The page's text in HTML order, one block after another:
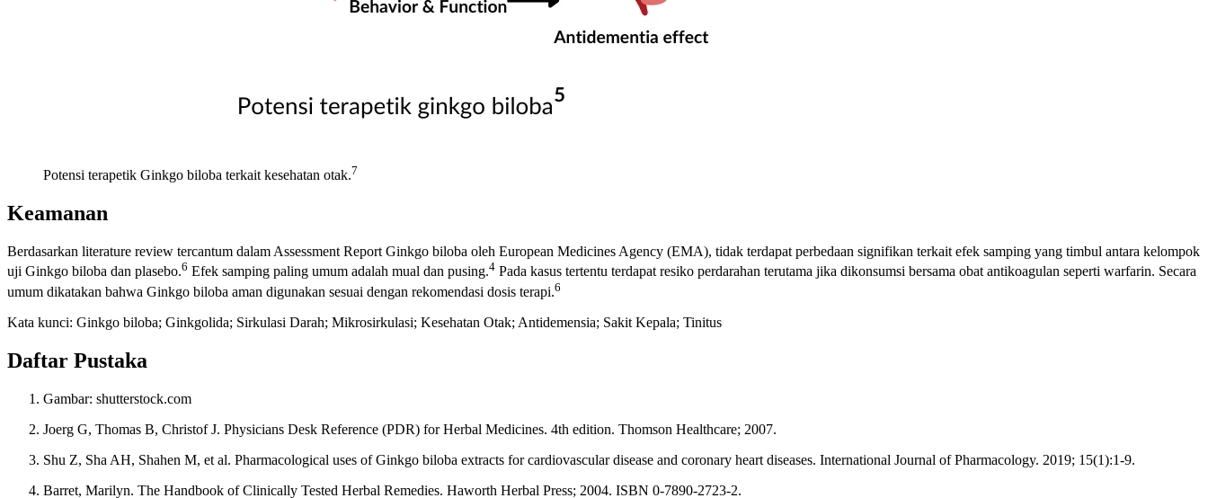
Potensi terapetik Ginkgo biloba terkait kesehatan otak.7
Keamanan
Berdasarkan literature review tercantum dalam Assessment Report Ginkgo biloba oleh European Medicines Agency (EMA), tidak terdapat perbedaan signifikan terkait efek samping yang timbul antara kelompok
uji Ginkgo biloba dan plasebo.6 Efek samping paling umum adalah mual dan pusing.4 Pada kasus tertentu terdapat resiko perdarahan terutama jika dikonsumsi bersama obat antikoagulan seperti warfarin. Secara
umum dikatakan bahwa Ginkgo biloba aman digunakan sesuai dengan rekomendasi dosis terapi.6
Kata kunci: Ginkgo biloba; Ginkgolida; Sirkulasi Darah; Mikrosirkulasi; Kesehatan Otak; Antidemensia; Sakit Kepala; Tinitus
Daftar Pustaka
Gambar: shutterstock.com
Joerg G, Thomas B, Christof J. Physicians Desk Reference (PDR) for Herbal Medicines. 4th edition. Thomson Healthcare; 2007.
Shu Z, Sha AH, Shahen M, et al. Pharmacological uses of Ginkgo biloba extracts for cardiovascular disease and coronary heart diseases. International Journal of Pharmacology. 2019; 15(1):1-9.
Barret, Marilyn. The Handbook of Clinically Tested Herbal Remedies. Haworth Herbal Press; 2004. ISBN 0-7890-2723-2.